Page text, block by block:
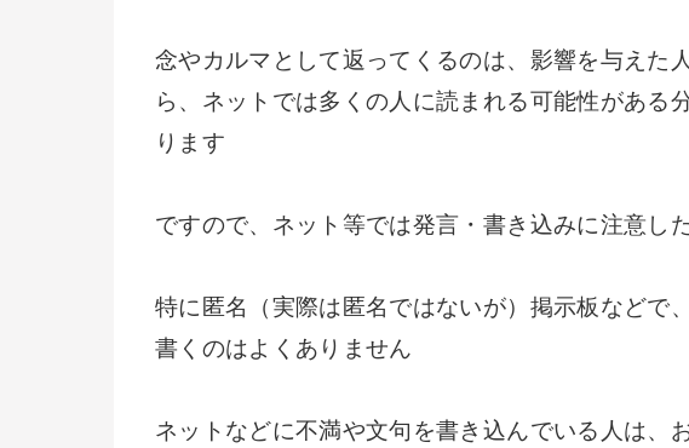
念やカルマとして返ってくるのは、影響を与えた
ら、ネットでは多くの人に読まれる可能性がある
ります
ですので、ネット等では発言・書き込みに注意し
特に匿名（実際は匿名ではないが）掲示板などで
書くのはよくありません
ネットなどに不満や文句を書き込んでいる人は、